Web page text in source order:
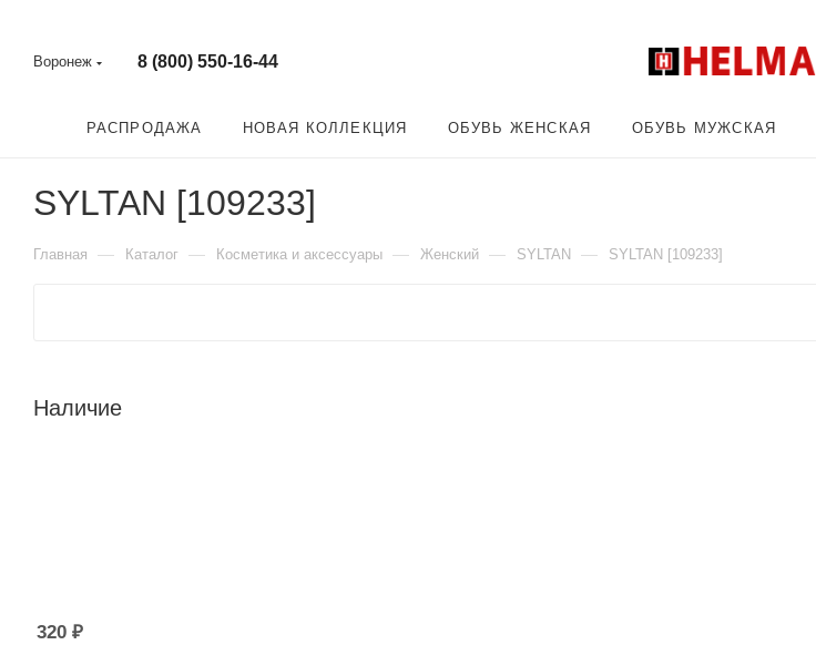
Воронеж 8 (800) 550-16-44
РАСПРОДАЖА НОВАЯ КОЛЛЕКЦИЯ ОБУВЬ ЖЕНСКАЯ ОБУВЬ МУЖСКАЯ
SYLTAN [109233]
Главная — Каталог — Косметика и аксессуары — Женский — SYLTAN — SYLTAN [109233]
Наличие
320 ₽